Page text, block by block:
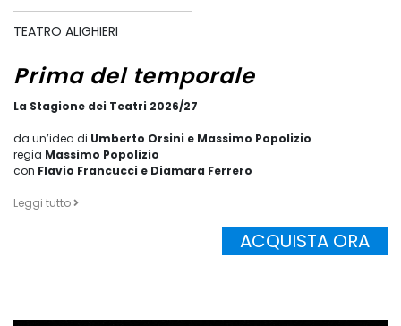
TEATRO ALIGHIERI
Prima del temporale
La Stagione dei Teatri 2026/27
da un’idea di Umberto Orsini e Massimo Popolizio
regia Massimo Popolizio
con Flavio Francucci e Diamara Ferrero
Leggi tutto
ACQUISTA ORA